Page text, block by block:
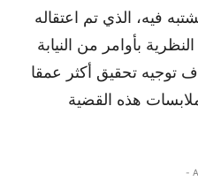
فيه، الذي تم اعتقاله
بأوامر من النيابة
توجيه تحقيق أكثر عمقا
هذه القضية